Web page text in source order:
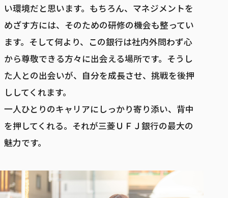
い環境だと思います。もちろん、マネジメントを
めざす方には、そのための研修の機会も整ってい
ます。そして何より、この銀行は社内外問わず心
から尊敬できる方々に出会える場所です。そうし
た人との出会いが、自分を成長させ、挑戦を後押
ししてくれます。
一人ひとりのキャリアにしっかり寄り添い、背中
を押してくれる。それが三菱ＵＦＪ銀行の最大の
魅力です。